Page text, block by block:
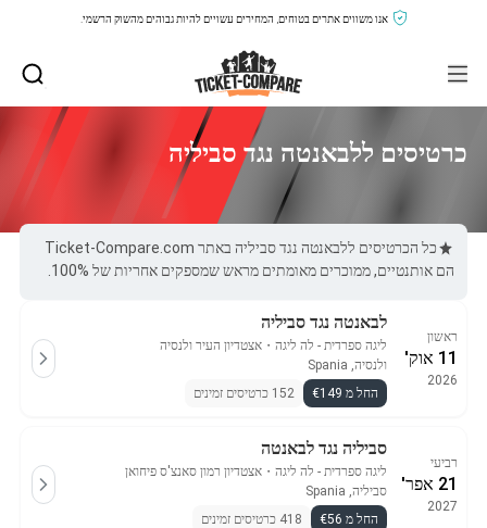
אנו משווים אתרים בטוחים, המחירים עשויים להיות גבוהים מהשוק הרשמי.
כרטיסים ללבאנטה נגד סביליה
כל הכרטיסים ללבאנטה נגד סביליה באתר Ticket-Compare.com
הם אותנטיים, ממוכרים מאומתים מראש שמספקים אחריות של 100%.
ראשון
11 אוק'
2026
לבאנטה נגד סביליה
ליגה ספרדית - לה ליגה ・ אצטדיון העיר ולנסיה
ולנסיה, Spania
החל מ €149
152 כרטיסים זמינים
רביעי
21 אפר'
2027
סביליה נגד לבאנטה
ליגה ספרדית - לה ליגה ・ אצטדיון רמון סאנצ'ס פיחואן
סביליה, Spania
החל מ €56
418 כרטיסים זמינים